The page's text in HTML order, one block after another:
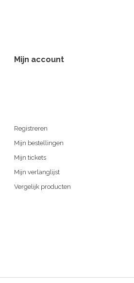
Mijn account
Registreren
Mijn bestellingen
Mijn tickets
Mijn verlanglijst
Vergelijk producten